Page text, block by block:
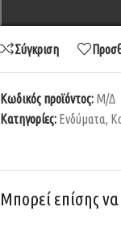
Σύγκριση
Κωδικός προϊόντος: Μ/Δ
Κατηγορίες: Ενδύματα,
Μπορεί επίσης